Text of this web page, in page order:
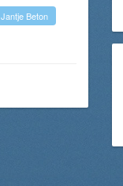
Jantje Beton